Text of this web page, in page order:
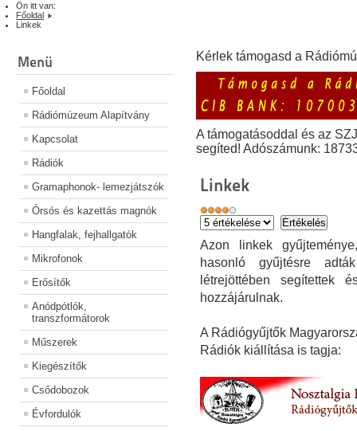
Ön itt van:
Főoldal
Linkek
Menü
Főoldal
Rádiómúzeum Alapítvány
Kapcsolat
Rádiók
Gramaphonok- lemezjátszók
Órsós és kazettás magnók
Hangfalak, fejhallgatók
Mikrofonok
Erősítők
Anódpótlók,
transzformátorok
Műszerek
Kiegészítők
Csődobozok
Évfordulók
Kérlek támogasd a
A támogatásoddal és az
segíted! Adószámunk:
Linkek
Azon linkek
hasonló gyűjtésre
létrejöttében segítettek
hozzájárulnak.
A Rádiógyűjtők
Rádiók kiállítása is tagja: